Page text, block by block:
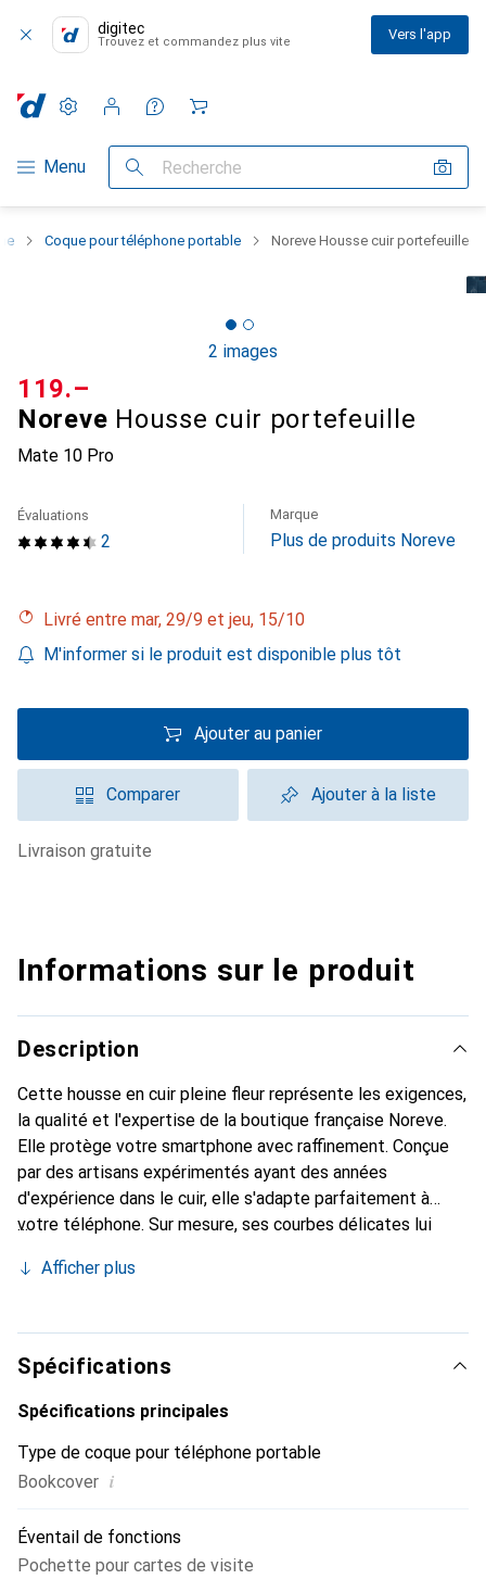
digitec
Trouvez et commandez plus vite Vers l'app
Navigation par catégorie
Menu Recherche
Paramètres
Compte client
Listes de comparaison
Listes d'envies
Panier
Coque pour téléphone portable Noreve Housse cuir portefeuille
2 images
Noreve Housse cuir portefeuille
Mate 10 Pro
CHF
119.–
2
Évaluations Marque
Plus de produits Noreve
Livré entre mar, 29/9 et jeu, 15/10
M'informer si le produit est disponible plus tôt
Ajouter au panier
Comparer Ajouter à la liste
livraison gratuite
Informations sur le produit
Description
Cette housse en cuir pleine fleur représente les exigences,
la qualité et l'expertise de la boutique française Noreve.
Elle protège votre smartphone avec raffinement. Conçue
par des artisans expérimentés ayant des années
d'expérience dans le cuir, elle s'adapte parfaitement à
votre téléphone. Sur mesure, ses courbes délicates lui
accessoire chic et indispensable pour votre smartphone.
qualité, la marque Noreve est un choix fiable pour une
clientèle exigeante.
Afficher plus
Spécifications
Spécifications principales
Type de coque pour téléphone portable
Bookcover i
Éventail de fonctions
Pochette pour cartes de visite